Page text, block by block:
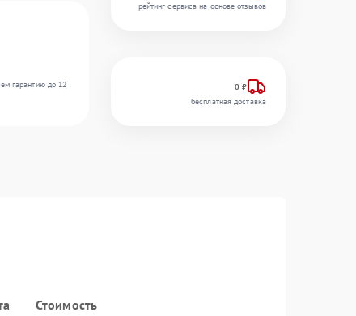
гарантию до 12
рейтинг сервиса на основе отзывов
0 ₽
бесплатная доставка
Стоимость